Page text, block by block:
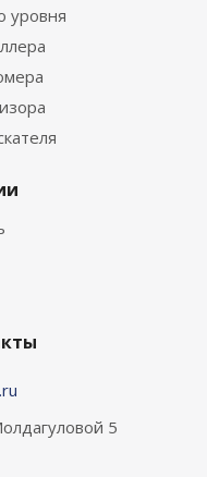
уровня
5